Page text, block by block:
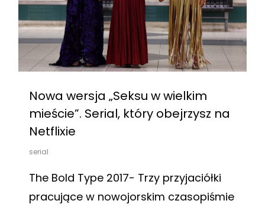
Nowa wersja „Seksu w wielkim
mieście”. Serial, który obejrzysz na
Netflixie
serial
The Bold Type 2017- Trzy przyjaciółki
pracujące w nowojorskim czasopiśmie